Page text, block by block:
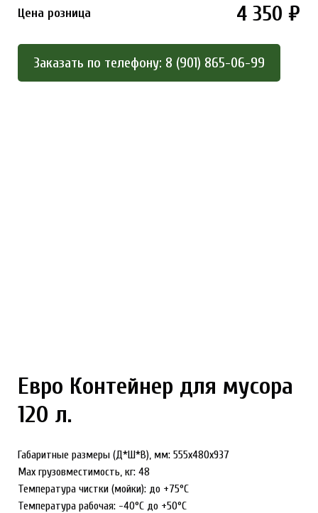
Цена розница 4 350 ₽
Заказать по телефону: 8 (901) 865-06-99
Евро Контейнер для мусора
120 л.
Габаритные размеры (Д*Ш*В), мм: 555х480х937
Max грузовместимость, кг: 48
Температура чистки (мойки): до +75°С
Температура рабочая: -40°С до +50°С